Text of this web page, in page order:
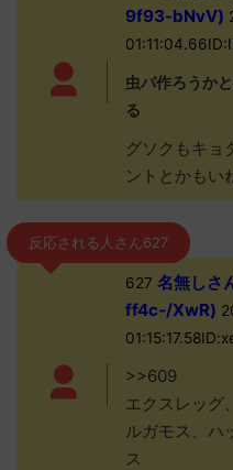
9f93-bNvV)
虫パ作ろうか
る
グソクもキョ
ントとかもい
反応される人さん627
627 名無しさ
ff4c-/XwR)
>>609
エクスレッグ
ルガモス、ハ
ス